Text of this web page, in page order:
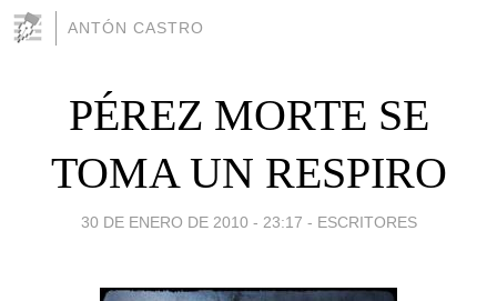
ANTÓN CASTRO
PÉREZ MORTE SE
TOMA UN RESPIRO
30 DE ENERO DE 2010 - 23:17 - ESCRITORES